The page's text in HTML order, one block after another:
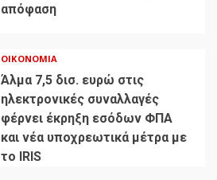
απόφαση
ΟΙΚΟΝΟΜΊΑ
Άλμα 7,5 δισ. ευρώ στις
ηλεκτρονικές συναλλαγές
φέρνει έκρηξη εσόδων ΦΠΑ
και νέα υποχρεωτικά μέτρα με
το IRIS